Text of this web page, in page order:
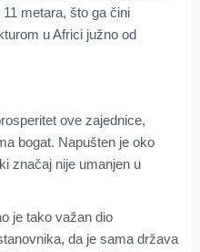
metara, što ga čini
u Africi južno od
ove zajednice,
bogat. Napušten je oko
značaj nije umanjen u
je tako važan dio
da je sama država